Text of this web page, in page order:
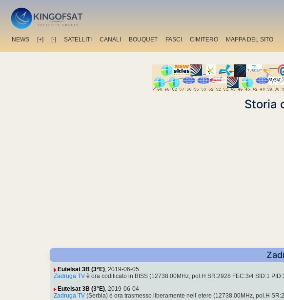
NEWS [+] [-] SATELLITI CANALI BOUQUET FASCI CIMITERO MAPPA DEL SITO
Storia
Eutelsat 3B (3°E), 2019-06-05
Zadruga TV è ora codificato in BISS (12738.00MHz, pol.H SR:2928 FEC:3/4 SID:1
Eutelsat 3B (3°E), 2019-06-04
Zadruga TV (Serbia) è ora trasmesso liberamente nell´etere (12738.00MHz, pol.H